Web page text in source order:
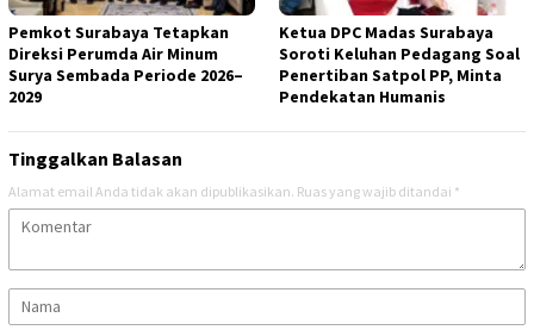
Pemkot Surabaya Tetapkan
Direksi Perumda Air Minum
Surya Sembada Periode 2026–
2029
Ketua DPC Madas Surabaya
Soroti Keluhan Pedagang Soal
Penertiban Satpol PP, Minta
Pendekatan Humanis
Tinggalkan Balasan
Alamat email Anda tidak akan dipublikasikan. Ruas yang wajib ditandai *